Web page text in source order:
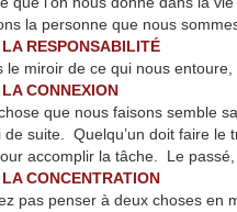
la personne que nous
RESPONSABILITÉ
le miroir de ce qui nous
CONNEXION
que nous faisons semble
de suite. Quelqu’un doit faire
accomplir la tâche. Le
CONCENTRATION
pas penser à deux choses en